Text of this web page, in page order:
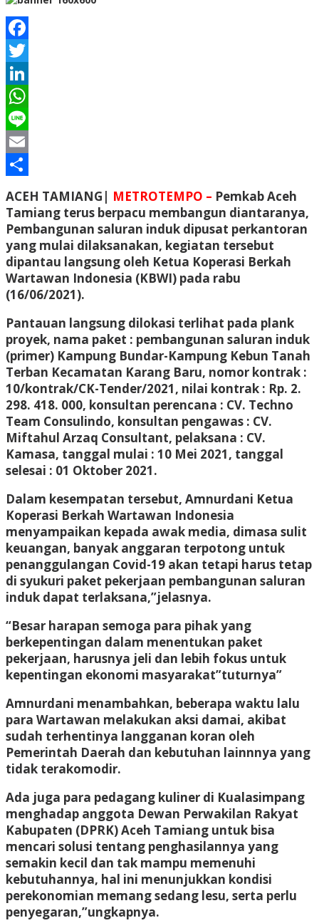
Facebook
Twitter
LinkedIn
WhatsApp
Line
Email
ACEH TAMIANG| METROTEMPO – Pemkab Aceh
Tamiang terus berpacu membangun diantaranya,
Pembangunan saluran induk dipusat perkantoran
yang mulai dilaksanakan, kegiatan tersebut
dipantau langsung oleh Ketua Koperasi Berkah
Wartawan Indonesia (KBWI) pada rabu
(16/06/2021).
Pantauan langsung dilokasi terlihat pada plank
proyek, nama paket : pembangunan saluran induk
(primer) Kampung Bundar-Kampung Kebun Tanah
Terban Kecamatan Karang Baru, nomor kontrak :
10/kontrak/CK-Tender/2021, nilai kontrak : Rp. 2.
298. 418. 000, konsultan perencana : CV. Techno
Team Consulindo, konsultan pengawas : CV.
Miftahul Arzaq Consultant, pelaksana : CV.
Kamasa, tanggal mulai : 10 Mei 2021, tanggal
selesai : 01 Oktober 2021.
Dalam kesempatan tersebut, Amnurdani Ketua
Koperasi Berkah Wartawan Indonesia
menyampaikan kepada awak media, dimasa sulit
keuangan, banyak anggaran terpotong untuk
penanggulangan Covid-19 akan tetapi harus tetap
di syukuri paket pekerjaan pembangunan saluran
induk dapat terlaksana,”jelasnya.
“Besar harapan semoga para pihak yang
berkepentingan dalam menentukan paket
pekerjaan, harusnya jeli dan lebih fokus untuk
kepentingan ekonomi masyarakat”tuturnya”
Amnurdani menambahkan, beberapa waktu lalu
para Wartawan melakukan aksi damai, akibat
sudah terhentinya langganan koran oleh
Pemerintah Daerah dan kebutuhan lainnnya yang
tidak terakomodir.
Ada juga para pedagang kuliner di Kualasimpang
menghadap anggota Dewan Perwakilan Rakyat
Kabupaten (DPRK) Aceh Tamiang untuk bisa
mencari solusi tentang penghasilannya yang
semakin kecil dan tak mampu memenuhi
kebutuhannya, hal ini menunjukkan kondisi
perekonomian memang sedang lesu, serta perlu
penyegaran,”ungkapnya.